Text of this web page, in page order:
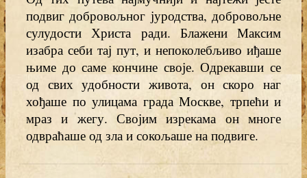
подвиг добровољног јуродства, добровољне
сулудости Христа ради. Блажени Максим
изабра себи тај пут, и непоколебљиво иђаше
њиме до саме кончине своје. Одрекавши се
од свих удобности живота, он скоро наг
хођаше по улицама града Москве, трпећи и
мраз и жегу. Својим изрекама он многе
одвраћаше од зла и сокољаше на подвиге.